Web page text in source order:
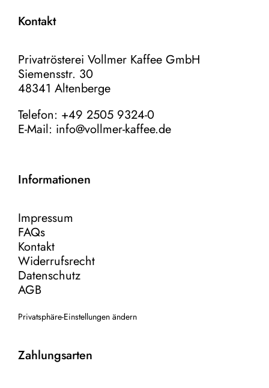
Kontakt
Privatrösterei Vollmer Kaffee GmbH
Siemensstr. 30
48341 Altenberge
Telefon: +49 2505 9324-0
E-Mail: info@vollmer-kaffee.de
Informationen
Impressum
FAQs
Kontakt
Widerrufsrecht
Datenschutz
AGB
Privatsphäre-Einstellungen ändern
Zahlungsarten